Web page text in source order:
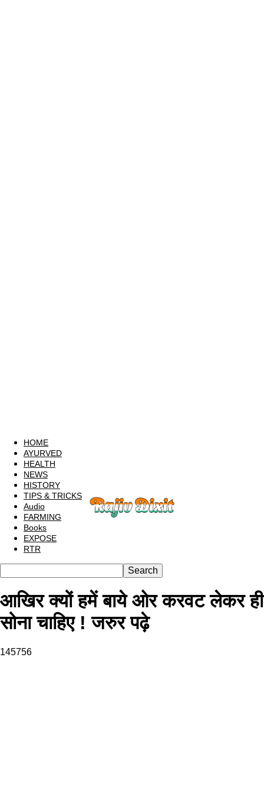
HOME
AYURVED
HEALTH
NEWS
HISTORY
TIPS & TRICKS
Audio
FARMING
Books
EXPOSE
RTR
आखिर क्यों हमें बाये ओर करवट लेकर ही
सोना चाहिए ! जरुर पढ़े
145756